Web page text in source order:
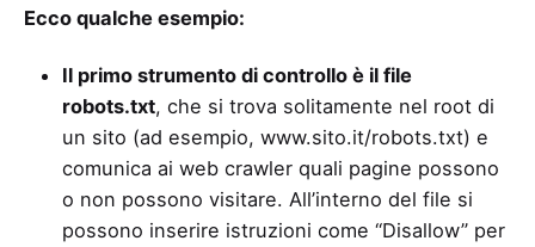
Ecco qualche esempio:
Il primo strumento di controllo è il file
robots.txt, che si trova solitamente nel root di
un sito (ad esempio, www.sito.it/robots.txt) e
comunica ai web crawler quali pagine possono
o non possono visitare. All’interno del file si
possono inserire istruzioni come “Disallow” per